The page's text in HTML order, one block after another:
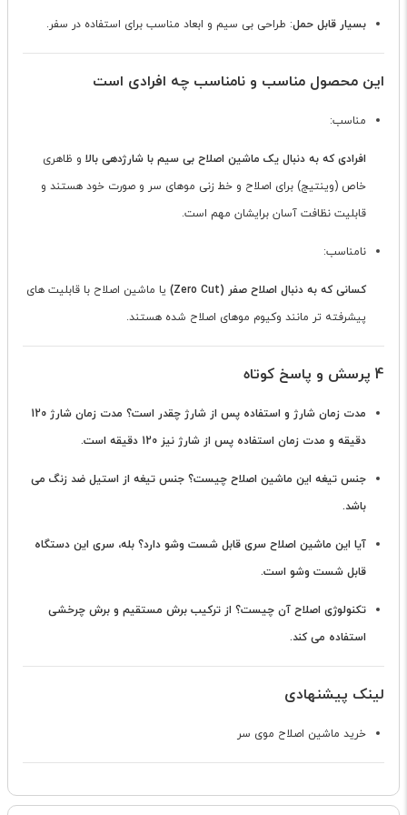
بسیار قابل حمل: طراحی بی سیم و ابعاد مناسب برای استفاده در سفر.
این محصول مناسب و نامناسب چه افرادی است
مناسب:
افرادی که به دنبال یک ماشین اصلاح بی سیم با شارژدهی بالا و ظاهری
خاص (وینتیج) برای اصلاح و خط زنی موهای سر و صورت خود هستند و
قابلیت نظافت آسان برایشان مهم است.
نامناسب:
کسانی که به دنبال اصلاح صفر (Zero Cut)
یا ماشین اصلاح با قابلیت های
پیشرفته تر مانند وکیوم موهای اصلاح شده هستند.
4 پرسش و پاسخ کوتاه
مدت زمان شارژ و استفاده پس از شارژ چقدر است؟
مدت زمان شارژ 120
دقیقه و مدت زمان استفاده پس از شارژ نیز 120 دقیقه است.
جنس تیغه این ماشین اصلاح چیست؟ جنس تیغه از استیل ضد زنگ می
باشد.
آیا این ماشین اصلاح سری قابل شست وشو دارد؟ بله، سری این دستگاه
قابل شست وشو است.
تکنولوژی اصلاح آن چیست؟ از ترکیب برش مستقیم و برش چرخشی
استفاده می کند.
لینک پیشنهادی
خرید ماشین اصلاح موی سر